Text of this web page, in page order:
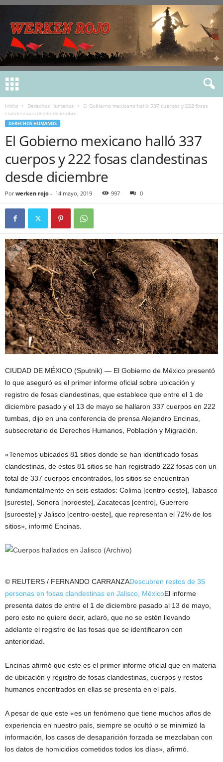
Inicio Derechos Humanos
El Gobierno mexicano halló 337 cuerpos y 222 fosas
clandestinas desde diciembre
DERECHOS HUMANOS
El Gobierno mexicano halló 337
cuerpos y 222 fosas clandestinas
desde diciembre
Por werken rojo - 14 mayo, 2019 997 0
CIUDAD DE MÉXICO (Sputnik) — El Gobierno de México presentó
lo que aseguró es el primer informe oficial sobre ubicación y
registro de fosas clandestinas, que establece que entre el 1 de
diciembre pasado y el 13 de mayo se hallaron 337 cuerpos en 222
tumbas, dijo en una conferencia de prensa Alejandro Encinas,
subsecretario de Derechos Humanos, Población y Migración.
«Tenemos ubicados 81 sitios donde se han identificado fosas
clandestinas, de estos 81 sitios se han registrado 222 fosas con un
total de 337 cuerpos encontrados, los sitios se encuentran
fundamentalmente en seis estados: Colima [centro-oeste], Tabasco
[sureste], Sonora [noroeste], Zacatecas [centro], Guerrero
[suroeste] y Jalisco [centro-oeste], que representan el 72% de los
sitios», informó Encinas.
© REUTERS / FERNANDO CARRANZADescubren restos de 35
personas en fosas clandestinas en Jalisco, MéxicoEl informe
presenta datos de entre el 1 de diciembre pasado al 13 de mayo,
pero esto no quiere decir, aclaró, que no se estén llevando
adelante el registro de las fosas que se identificaron con
anterioridad.
Encinas afirmó que este es el primer informe oficial que en materia
de ubicación y registro de fosas clandestinas, cuerpos y restos
humanos encontrados en ellas se presenta en el país.
A pesar de que este «es un fenómeno que tiene muchos años de
experiencia en nuestro país, siempre se ocultó o se minimizó la
información, los casos de desaparición forzada se mezclaban con
los datos de homicidios cometidos todos los días», afirmó.